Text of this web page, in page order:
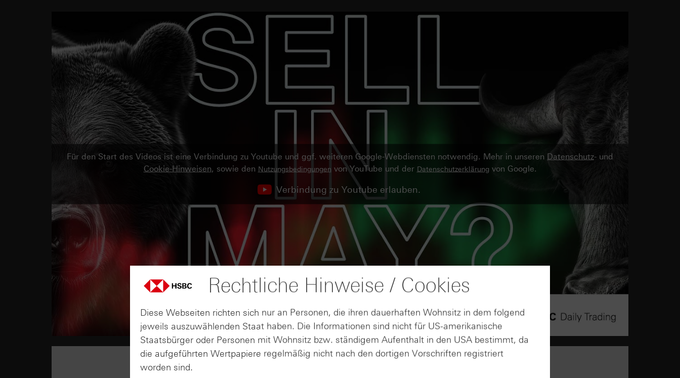
Für den Start des Videos ist eine Verbindung zu Youtube und ggf. weiteren Google-Webdiensten notwendig. Mehr in unseren Datenschutz- und
Cookie-Hinweisen, sowie den Nutzungsbedingungen von YouTube und der Datenschutzerklärungvon Google.
Verbindung zu Youtube erlauben.
Rechtliche Hinweise / Cookies
Diese Webseiten richten sich nur an Personen, die ihren dauerhaften Wohnsitz in dem folgend
jeweils auszuwählenden Staat haben. Die Informationen sind nicht für US-amerikanische
Staatsbürger oder Personen mit Wohnsitz bzw. ständigem Aufenthalt in den USA bestimmt, da
die aufgeführten Wertpapiere regelmäßig nicht nach den dortigen Vorschriften registriert
worden sind.